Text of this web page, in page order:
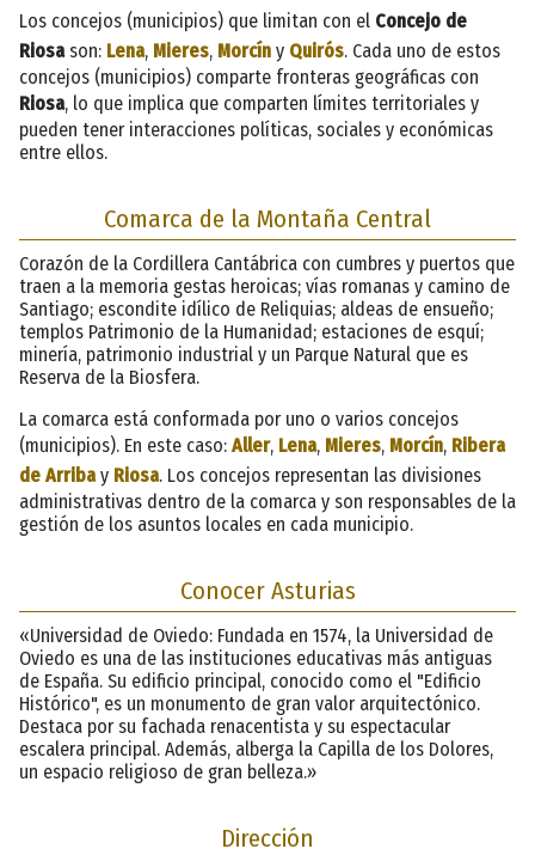
Los concejos (municipios) que limitan con el Concejo de
Riosason: Lena, Mieres, Morcín y Quirós. Cada uno de estos
concejos (municipios) comparte fronteras geográficas con
Riosa, lo que implica que comparten límites territoriales y
pueden tener interacciones políticas, sociales y económicas
entre ellos.
Comarca de la Montaña Central
Corazón de la Cordillera Cantábrica con cumbres y puertos que
traen a la memoria gestas heroicas; vías romanas y camino de
Santiago; escondite idílico de Reliquias; aldeas de ensueño;
templos Patrimonio de la Humanidad; estaciones de esquí;
minería, patrimonio industrial y un Parque Natural que es
Reserva de la Biosfera.
La comarca está conformada por uno o varios concejos
(municipios). En este caso: Aller, Lena, Mieres, Morcín, Ribera
de Arribay Riosa. Los concejos representan las divisiones
administrativas dentro de la comarca y son responsables de la
gestión de los asuntos locales en cada municipio.
Conocer Asturias
«Universidad de Oviedo: Fundada en 1574, la Universidad de
Oviedo es una de las instituciones educativas más antiguas
de España. Su edificio principal, conocido como el "Edificio
Histórico", es un monumento de gran valor arquitectónico.
Destaca por su fachada renacentista y su espectacular
escalera principal. Además, alberga la Capilla de los Dolores,
un espacio religioso de gran belleza.»
Dirección